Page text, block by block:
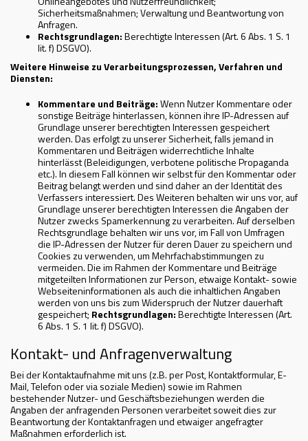
Sicherheitsmaßnahmen; Verwaltung und Beantwortung von
Anfragen.
Rechtsgrundlagen:Berechtigte Interessen (Art. 6 Abs. 1 S. 1
lit. f) DSGVO).
Weitere Hinweise zu Verarbeitungsprozessen, Verfahren und
Diensten:
Kommentare und Beiträge:Wenn Nutzer Kommentare oder
sonstige Beiträge hinterlassen, können ihre IP-Adressen auf
Grundlage unserer berechtigten Interessen gespeichert
werden. Das erfolgt zu unserer Sicherheit, falls jemand in
Kommentaren und Beiträgen widerrechtliche Inhalte
hinterlässt (Beleidigungen, verbotene politische Propaganda
etc.). In diesem Fall können wir selbst für den Kommentar oder
Beitrag belangt werden und sind daher an der Identität des
Verfassers interessiert. Des Weiteren behalten wir uns vor, auf
Grundlage unserer berechtigten Interessen die Angaben der
Nutzer zwecks Spamerkennung zu verarbeiten. Auf derselben
Rechtsgrundlage behalten wir uns vor, im Fall von Umfragen
die IP-Adressen der Nutzer für deren Dauer zu speichern und
Cookies zu verwenden, um Mehrfachabstimmungen zu
vermeiden. Die im Rahmen der Kommentare und Beiträge
mitgeteilten Informationen zur Person, etwaige Kontakt- sowie
Webseiteninformationen als auch die inhaltlichen Angaben
werden von uns bis zum Widerspruch der Nutzer dauerhaft
gespeichert; Rechtsgrundlagen:Berechtigte Interessen (Art.
6 Abs. 1 S. 1 lit. f) DSGVO).
Kontakt- und Anfragenverwaltung
Bei der Kontaktaufnahme mit uns (z.B. per Post, Kontaktformular, E-
Mail, Telefon oder via soziale Medien) sowie im Rahmen
bestehender Nutzer- und Geschäftsbeziehungen werden die
Angaben der anfragenden Personen verarbeitet soweit dies zur
Beantwortung der Kontaktanfragen und etwaiger angefragter
Maßnahmen erforderlich ist.